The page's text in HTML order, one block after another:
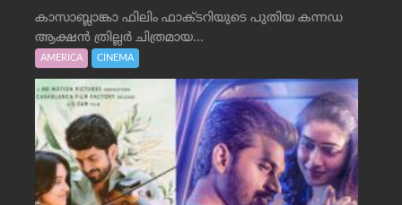
കാസാബ്ലാങ്കാ ഫിലിം ഫാക്ടറിയുടെ പുതിയ കന്നഡ
ആക്ഷൻ ത്രില്ലർ ചിത്രമായ...
AMERICA CINEMA